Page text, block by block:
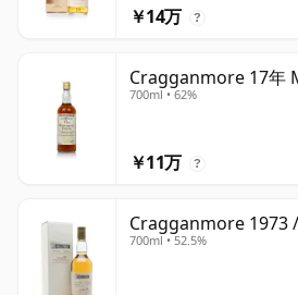
￥14万 ?
Cragganmore 17年
700ml • 62%
￥11万 ?
Cragganmore 1973
700ml • 52.5%